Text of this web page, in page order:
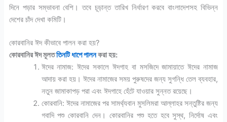
দিনে পড়ার সম্ভাবনা বেশি। তবে চূড়ান্ত তারিখ নির্ধারণ করবে বাংলাদেশসহ বিভিন্ন
দেশের চাঁদ দেখা কমিটি।
কোরবানির ঈদ কীভাবে পালন করা হয়?
কোরবানির ঈদ মূলততিনটি ধাপে পালনকরা হয়:
ঈদের নামাজ: ঈদের সকালে ঈদগাহ বা মসজিদে জামায়াতে ঈদের নামাজ
আদায় করা হয়। ঈদের নামাজের সময় পুরুষদের জন্য সুগন্ধি তেল ব্যবহার,
নতুন জামাকাপড় পরা এবং ঈদগাহে হেঁটে যাওয়ার সুন্নত রয়েছে।
কোরবানি: ঈদের নামাজের পর সামর্থ্যবান মুসলিমরা আল্লাহর সন্তুষ্টির জন্য
গবাদি পশু কোরবানি দেন। কোরবানির পশু হতে হবে সুস্থ, নির্দোষ এবং